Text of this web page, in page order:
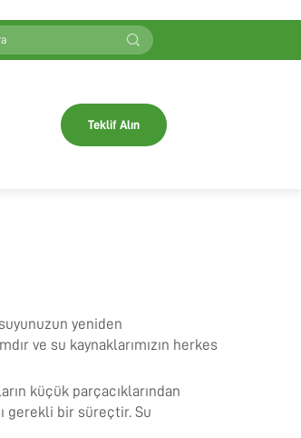
Teklif Alın
yeniden
ve su kaynaklarımızın herkes
küçük parçacıklarından
gerekli bir süreçtir. Su